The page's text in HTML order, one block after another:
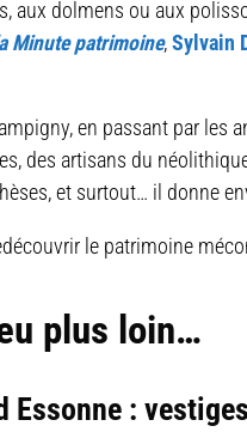
aux dolmens ou aux
Minute patrimoine, Sylvain
en passant par les
des artisans du
et surtout… il donne
le patrimoine
plus loin…
Essonne :